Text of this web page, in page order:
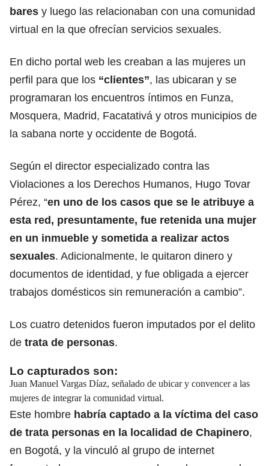
bares y luego las relacionaban con una comunidad
virtual en la que ofrecían servicios sexuales.
En dicho portal web les creaban a las mujeres un
perfil para que los “clientes”, las ubicaran y se
programaran los encuentros íntimos en Funza,
Mosquera, Madrid, Facatativá y otros municipios de
la sabana norte y occidente de Bogotá.
Según el director especializado contra las
Violaciones a los Derechos Humanos, Hugo Tovar
Pérez, “en uno de los casos que se le atribuye a
esta red, presuntamente, fue retenida una mujer
en un inmueble y sometida a realizar actos
sexuales. Adicionalmente, le quitaron dinero y
documentos de identidad, y fue obligada a ejercer
trabajos domésticos sin remuneración a cambio”.
Los cuatro detenidos fueron imputados por el delito
de trata de personas.
Lo capturados son:
Juan Manuel Vargas Díaz, señalado de ubicar y convencer a las
mujeres de integrar la comunidad virtual.
Este hombre habría captado a la víctima del caso
de trata personas en la localidad de Chapinero,
en Bogotá, y la vinculó al grupo de internet